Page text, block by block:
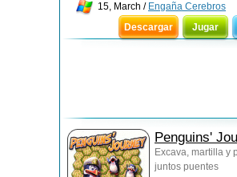
15, March / Engaña Cerebros
Descargar
Jugar
Penguins'
Excava, martilla y
juntos puentes